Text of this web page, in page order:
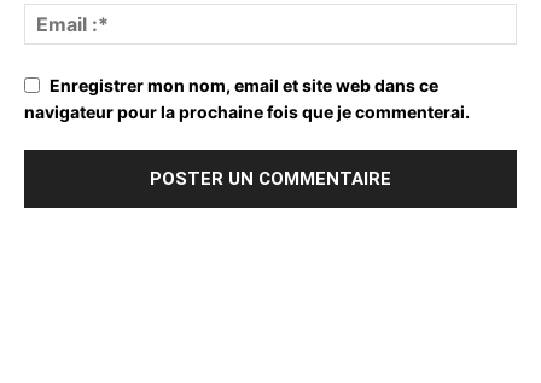
Enregistrer mon nom, email et site web dans ce
navigateur pour la prochaine fois que je commenterai.